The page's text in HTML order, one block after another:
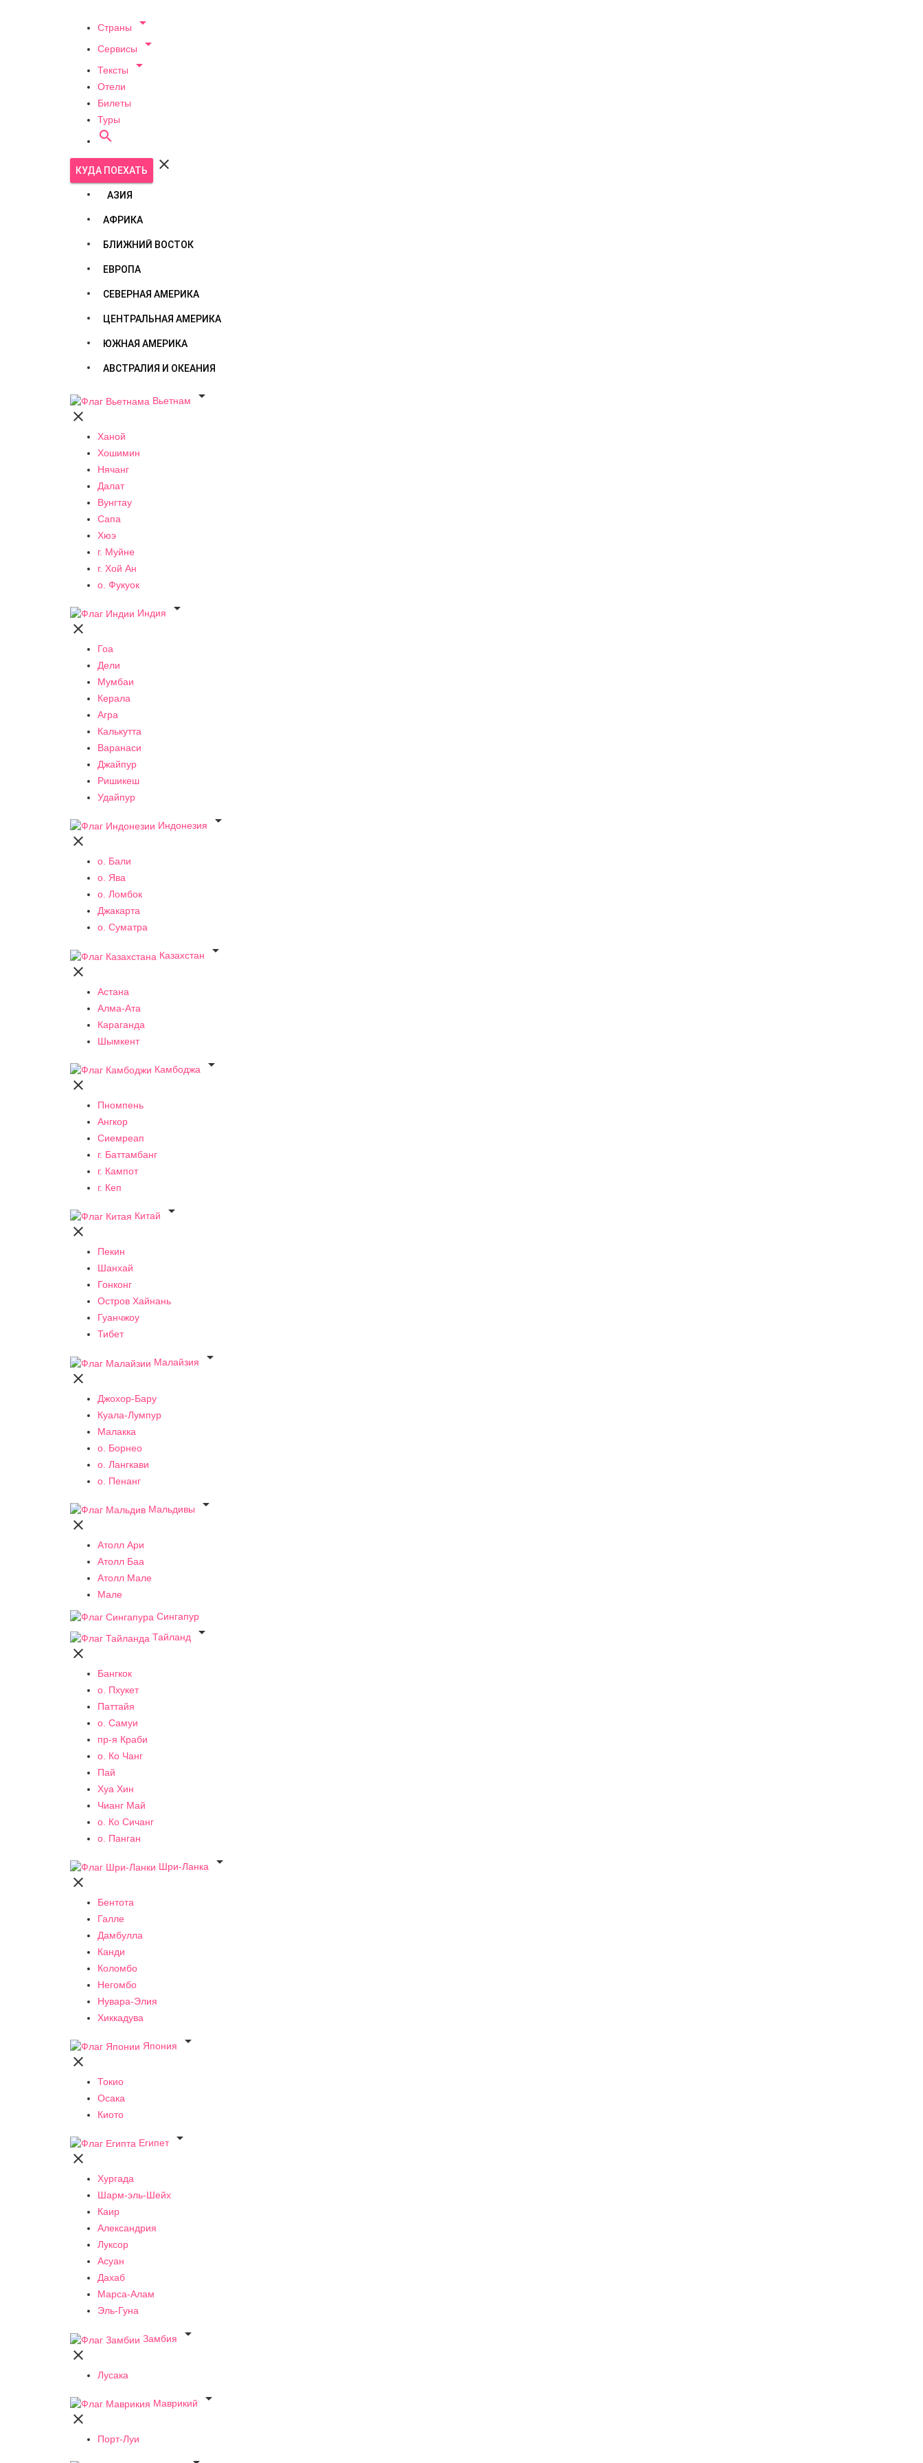
Страны 
Сервисы 
Тексты 
Отели
Билеты
Туры

КУДА ПОЕХАТЬ 
АЗИЯ
АФРИКА
БЛИЖНИЙ ВОСТОК
ЕВРОПА
СЕВЕРНАЯ АМЕРИКА
ЦЕНТРАЛЬНАЯ АМЕРИКА
ЮЖНАЯ АМЕРИКА
АВСТРАЛИЯ И ОКЕАНИЯ
Вьетнам


Ханой
Хошимин
Нячанг
Далат
Вунгтау
Сапа
Хюэ
г. Муйне
г. Хой Ан
о. Фукуок
Индия


Гоа
Дели
Мумбаи
Керала
Агра
Калькутта
Варанаси
Джайпур
Ришикеш
Удайпур
Индонезия


о. Бали
о. Ява
о. Ломбок
Джакарта
о. Суматра
Казахстан


Астана
Алма-Ата
Караганда
Шымкент
Камбоджа


Пномпень
Ангкор
Сиемреап
г. Баттамбанг
г. Кампот
г. Кеп
Китай


Пекин
Шанхай
Гонконг
Остров Хайнань
Гуанчжоу
Тибет
Малайзия


Джохор-Бару
Куала-Лумпур
Малакка
о. Борнео
о. Лангкави
о. Пенанг
Мальдивы


Атолл Ари
Атолл Баа
Атолл Мале
Мале
Сингапур
Тайланд


Бангкок
о. Пхукет
Паттайя
о. Самуи
пр-я Краби
о. Ко Чанг
Пай
Хуа Хин
Чианг Май
о. Ко Сичанг
о. Панган
Шри-Ланка


Бентота
Галле
Дамбулла
Канди
Коломбо
Негомбо
Нувара-Элия
Хиккадува
Япония


Токио
Осака
Киото
Египет


Хургада
Шарм-эль-Шейх
Каир
Александрия
Луксор
Асуан
Дахаб
Марса-Алам
Эль-Гуна
Замбия


Лусака
Маврикий


Порт-Луи